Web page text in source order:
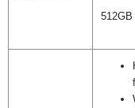
512GB